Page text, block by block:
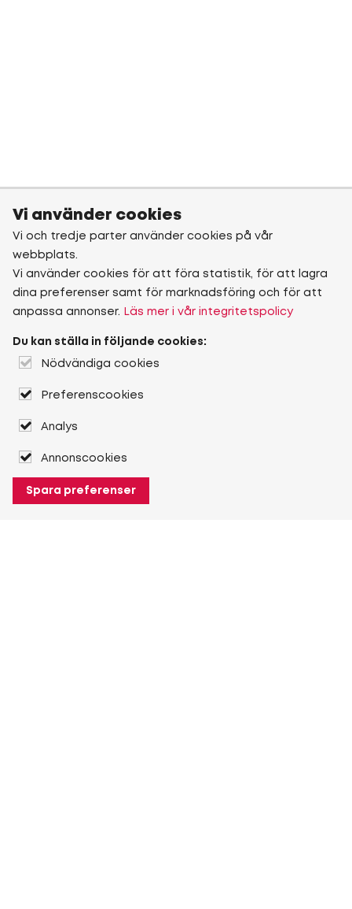
Vi använder cookies
Vi och tredje parter använder cookies på vår
webbplats.
Vi använder cookies för att föra statistik, för att lagra
dina preferenser samt för marknadsföring och för att
anpassa annonser.
Läs mer i vår integritetspolicy
Du kan ställa in följande cookies:
Nödvändiga cookies
Preferenscookies
Analys
Annonscookies
Spara preferenser